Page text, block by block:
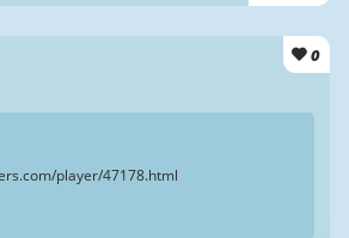
0
player/47178.html